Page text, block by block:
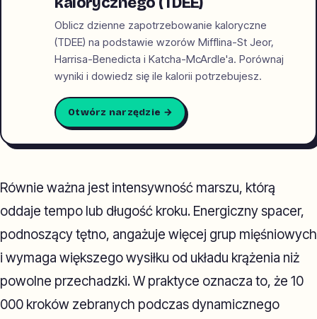
Oblicz dzienne zapotrzebowanie kaloryczne
(TDEE) na podstawie wzorów Mifflina-St Jeor,
Harrisa-Benedicta i Katcha-McArdle'a. Porównaj
wyniki i dowiedz się ile kalorii potrzebujesz.
Otwórz narzędzie →
Równie ważna jest intensywność marszu, którą
oddaje tempo lub długość kroku. Energiczny spacer,
podnoszący tętno, angażuje więcej grup mięśniowych
i wymaga większego wysiłku od układu krążenia niż
powolne przechadzki. W praktyce oznacza to, że 10
000 kroków zebranych podczas dynamicznego